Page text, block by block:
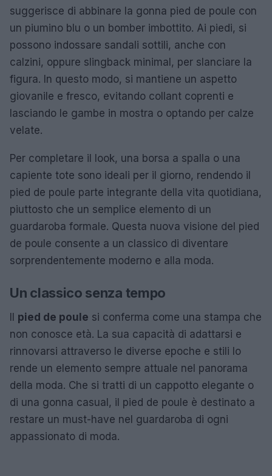
suggerisce di abbinare la gonna pied de poule con
un piumino blu o un bomber imbottito. Ai piedi, si
possono indossare sandali sottili, anche con
calzini, oppure slingback minimal, per slanciare la
figura. In questo modo, si mantiene un aspetto
giovanile e fresco, evitando collant coprenti e
lasciando le gambe in mostra o optando per calze
velate.
Per completare il look, una borsa a spalla o una
capiente tote sono ideali per il giorno, rendendo il
pied de poule parte integrante della vita quotidiana,
piuttosto che un semplice elemento di un
guardaroba formale. Questa nuova visione del pied
de poule consente a un classico di diventare
sorprendentemente moderno e alla moda.
Un classico senza tempo
Il pied de poule si conferma come una stampa che
non conosce età. La sua capacità di adattarsi e
rinnovarsi attraverso le diverse epoche e stili lo
rende un elemento sempre attuale nel panorama
della moda. Che si tratti di un cappotto elegante o
di una gonna casual, il pied de poule è destinato a
restare un must-have nel guardaroba di ogni
appassionato di moda.